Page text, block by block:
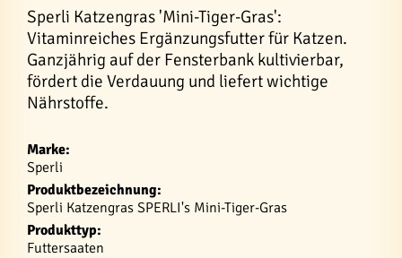
Sperli Katzengras 'Mini-Tiger-Gras':
Vitaminreiches Ergänzungsfutter für Katzen.
Ganzjährig auf der Fensterbank kultivierbar,
fördert die Verdauung und liefert wichtige
Nährstoffe.
Marke:
Sperli
Produktbezeichnung:
Sperli Katzengras SPERLI's Mini-Tiger-Gras
Produkttyp:
Futtersaaten